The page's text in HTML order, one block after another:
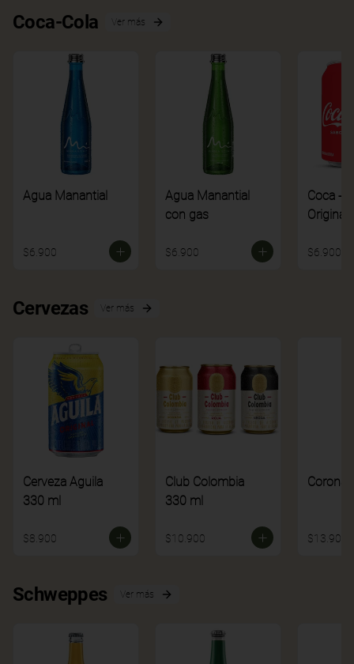
Coca-Cola Ver más
Agua Manantial
$6.900
Agua Manantial
con gas
$6.900
Coca -
Original
$6.900
Cervezas Ver más
Cerveza Aguila
330 ml
$8.900
Club Colombia
330 ml
$10.900
Corona
$13.900
Schweppes Ver más